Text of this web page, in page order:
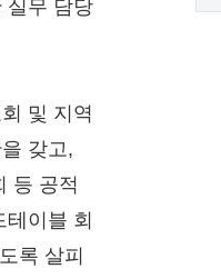
실무 담당
및 지역
갖고,
등 공적
이블 회
록 살피